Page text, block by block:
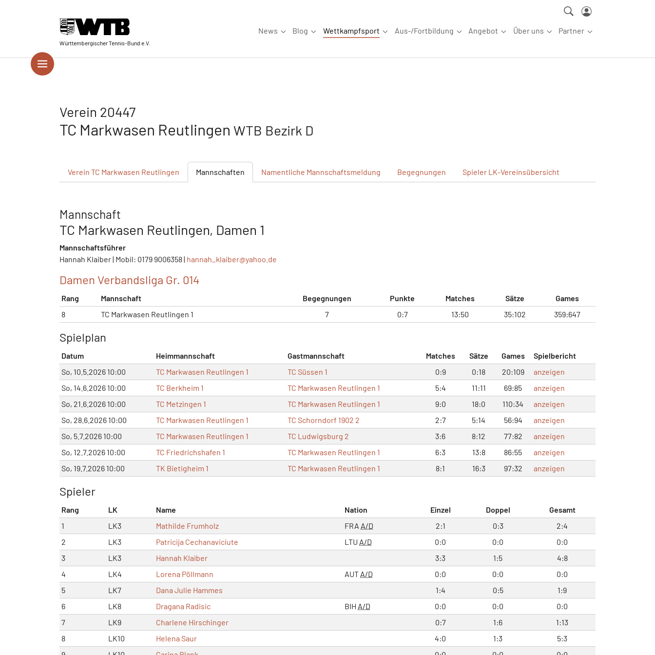
Württembergischer Tennis-Bund e.V.
News
Submenu for "News"
Blog
Submenu for "Blog"
Wettkampfsport
Submenu for "Wettkampfsport"
Aus-/Fortbildung
Submenu for "Aus-/Fortbildung"
Angebot
Submenu for "Angebot"
Über uns
Submenu for "Über uns"
Partner
Submenu for
Verein 20447
TC Markwasen Reutlingen WTB Bezirk D
Verein TC Markwasen Reutlingen Mannschaften Namentliche Mannschaftsmeldung Begegnungen Spieler LK-Vereinsübersicht
Mannschaft
TC Markwasen Reutlingen, Damen 1
Mannschaftsführer
Hannah Klaiber | Mobil: 0179 9006358 | hannah_klaiber@yahoo.de
Damen Verbandsliga Gr. 014
Rang Mannschaft Begegnungen Punkte Matches Sätze
Games
8
TC Markwasen Reutlingen 1 7 0:7 13:50 35:102 359:647
Spielplan
Datum Heimmannschaft Gastmannschaft Matches Sätze Games
Spielbericht
So, 10.5.2026 10:00
TC Markwasen Reutlingen 1 TC Süssen 1 0:9 0:18 20:109
anzeigen
So, 14.6.2026 10:00
TC Berkheim 1 TC Markwasen Reutlingen 1 5:4 11:11 69:85
anzeigen
So, 21.6.2026 10:00
TC Metzingen 1 TC Markwasen Reutlingen 1 9:0 18:0 110:34
anzeigen
So, 28.6.2026 10:00
TC Markwasen Reutlingen 1 TC Schorndorf 1902 2 2:7 5:14 56:94
anzeigen
So, 5.7.2026 10:00
TC Markwasen Reutlingen 1 TC Ludwigsburg 2 3:6 8:12 77:82
anzeigen
So, 12.7.2026 10:00
TC Friedrichshafen 1 TC Markwasen Reutlingen 1 6:3 13:8 86:55
anzeigen
So, 19.7.2026 10:00
TK Bietigheim 1 TC Markwasen Reutlingen 1 8:1 16:3 97:32 anzeigen
Spieler
Rang LK Name Nation Einzel Doppel
Gesamt
1
LK3 Mathilde Frumholz FRA A/D 2:1 0:3
2:4
2
LK3 Patricija Cechanaviciute LTU A/D 0:0 0:0
0:0
3
LK3 Hannah Klaiber 3:3 1:5
4:8
4
LK4 Lorena Pöllmann AUT A/D 0:0 0:0
0:0
5
LK7 Dana Julie Hammes 1:4 0:5
1:9
6
LK8 Dragana Radisic BIH A/D 0:0 0:0
0:0
7
LK9 Charlene Hirschinger 0:7 1:6
1:13
8
LK10 Helena Saur 4:0 1:3
5:3